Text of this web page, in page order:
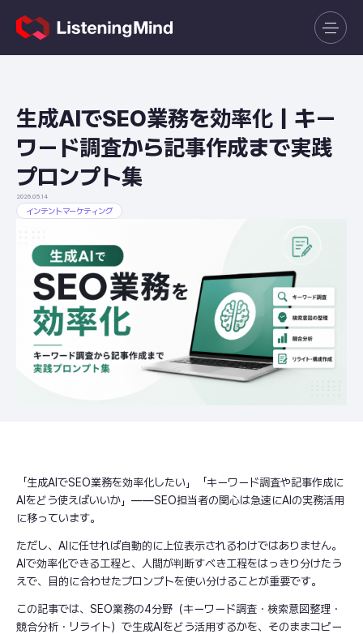
生成AIでSEO業務を効率化｜キー
ワード調査から記事作成まで実践
プロンプト集
2026.05.14
インテントマーケティング
「生成AIでSEO業務を効率化したい」「キーワード調査や記事作成に
AIをどう使えばいいか」——SEO担当者の関心は急速にAIの実務活用
に移っています。
ただし、AIに任せれば自動的に上位表示されるわけではありません。
AIで効率化できる工程と、人間が判断すべき工程をはっきり分けたう
えで、目的に合わせたプロンプトを使い分けることが重要です。
この記事では、SEO業務の4分野（キーワード調査・検索意図整理・
競合分析・リライト）で生成AIをどう活用するかを、そのままコピー